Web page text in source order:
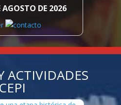
DE 2026
ACTIVIDADES
CEPI